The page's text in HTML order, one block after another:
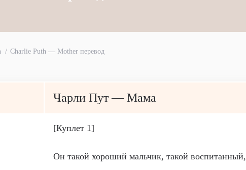
Charlie Puth — Mother перевод
Чарли Пут — Мама
[Куплет 1]
Он такой хороший мальчик, такой воспитанный,